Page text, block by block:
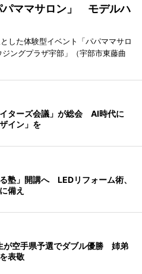
パママサロン」 モデルハ
した体験型イベント「パパママサロ
ングプラザ宇部」（宇部市東藤曲
イターズ会議」が総会 AI時代に
イン」を
塾」開講へ LEDリフォーム術、
備え
が空手県予選でダブル優勝 姉弟
表敬